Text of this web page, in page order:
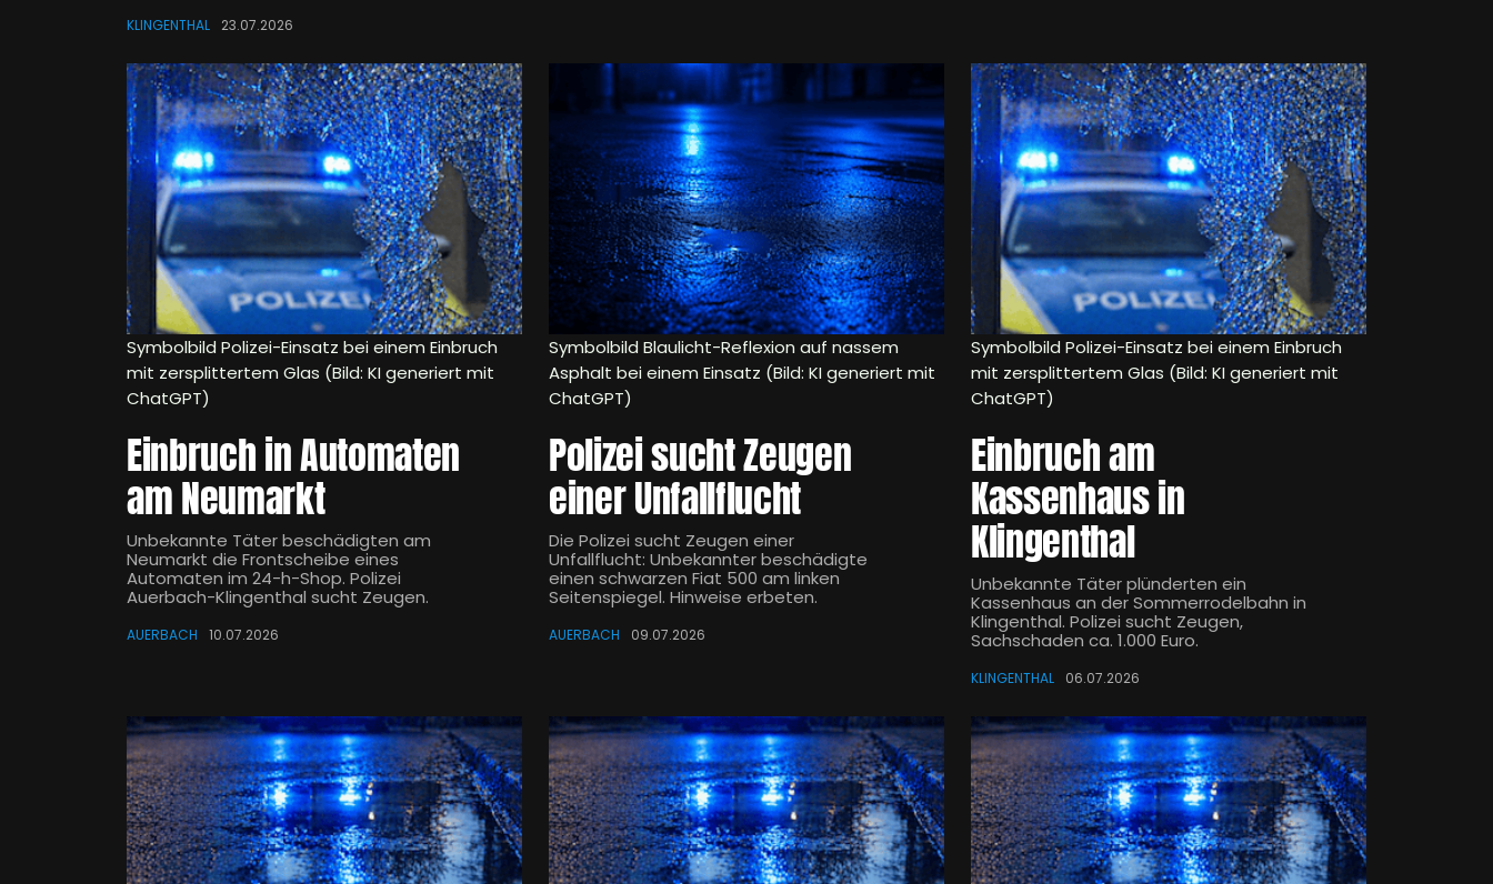
KLINGENTHAL 23.07.2026
Symbolbild Polizei-Einsatz bei einem Einbruch
mit zersplittertem Glas (Bild: KI generiert mit
ChatGPT)
Einbruch in Automaten
am Neumarkt
Unbekannte Täter beschädigten am
Neumarkt die Frontscheibe eines
Automaten im 24-h-Shop. Polizei
Auerbach-Klingenthal sucht Zeugen.
AUERBACH 10.07.2026
Symbolbild Blaulicht-Reflexion auf nassem
Asphalt bei einem Einsatz (Bild: KI generiert mit
ChatGPT)
Polizei sucht Zeugen
einer Unfallflucht
Die Polizei sucht Zeugen einer
Unfallflucht: Unbekannter beschädigte
einen schwarzen Fiat 500 am linken
Seitenspiegel. Hinweise erbeten.
AUERBACH 09.07.2026
Symbolbild Polizei-Einsatz bei einem Einbruch
mit zersplittertem Glas (Bild: KI generiert mit
ChatGPT)
Einbruch am
Kassenhaus in
Klingenthal
Unbekannte Täter plünderten ein
Kassenhaus an der Sommerrodelbahn in
Klingenthal. Polizei sucht Zeugen,
Sachschaden ca. 1.000 Euro.
KLINGENTHAL 06.07.2026